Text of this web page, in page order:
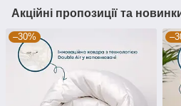
Акційні пропозиції та
–30%